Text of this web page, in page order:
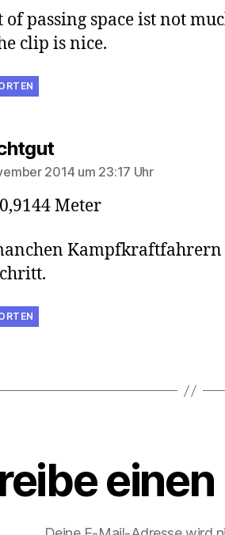
of passing space ist not
clip is nice.
sagt:
2014 um 23:17 Uhr
Meter
Kampfkraftfahrern